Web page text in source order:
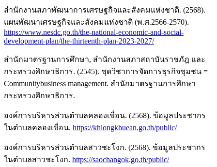
สำนักงานสภาพัฒนาการเศรษฐกิจและสังคมแห่งชาติ. (2568).
แผนพัฒนาเศรษฐกิจและสังคมแห่งชาติ (พ.ศ.2566-2570).
https://www.nesdc.go.th/the-national-economic-and-social-
development-plan/the-thirteenth-plan-2023-2027/
สำนักมาตรฐานการศึกษา, สำนักงานสภาสถาบันราชภัฎ และ
กระทรวงศึกษาธิการ. (2545). ชุดวิชาการจัดการธุรกิจชุมชน =
Communitybusiness management. สำนักมาตรฐานการศึกษา
กระทรวงศึกษาธิการ.
องค์การบริหารส่วนตำบลคลองเขื่อน. (2568). ข้อมูลประชากร
ในตำบลคลองเขื่อน. https://khlongkhuean.go.th/public/
องค์การบริหารส่วนตำบลสาวชะโงก. (2568). ข้อมูลประชากร
ในตำบลสาวชะโงก. https://saochangok.go.th/public/